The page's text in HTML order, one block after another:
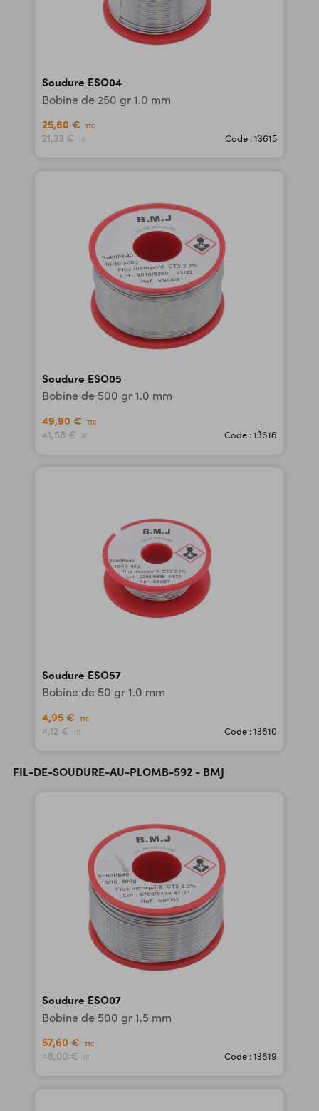
Soudure ESO04
Bobine de 250 gr 1.0 mm
25,60 €
TTC
21,33 € HT Code : 13615
Soudure ESO05
Bobine de 500 gr 1.0 mm
49,90 €
TTC
41,58 € HT Code : 13616
Soudure ESO57
Bobine de 50 gr 1.0 mm
4,95 €
TTC
4,12 € HT Code : 13610
FIL-DE-SOUDURE-AU-PLOMB-592 - BMJ
Soudure ESO07
Bobine de 500 gr 1.5 mm
57,60 €
TTC
48,00 € HT Code : 13619